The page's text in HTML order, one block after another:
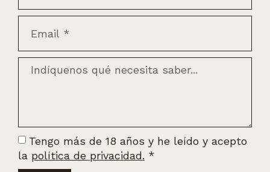
Tengo más de 18 años y he leído y acepto
la política de privacidad. *